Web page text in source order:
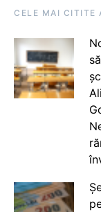
CELE MAI CITITE